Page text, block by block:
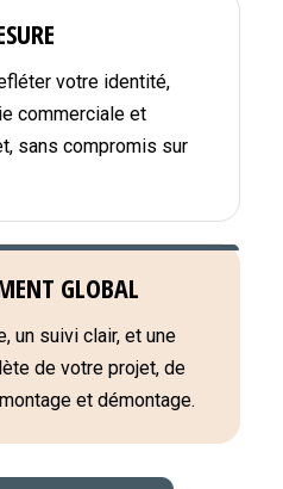
votre identité,
commerciale et
sans compromis sur
GLOBAL
un suivi clair, et une
de votre projet, de
et démontage.